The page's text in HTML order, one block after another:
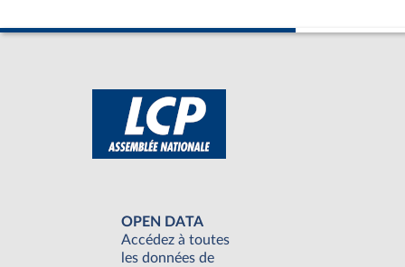
OPEN DATA
Accédez à toutes
les données de